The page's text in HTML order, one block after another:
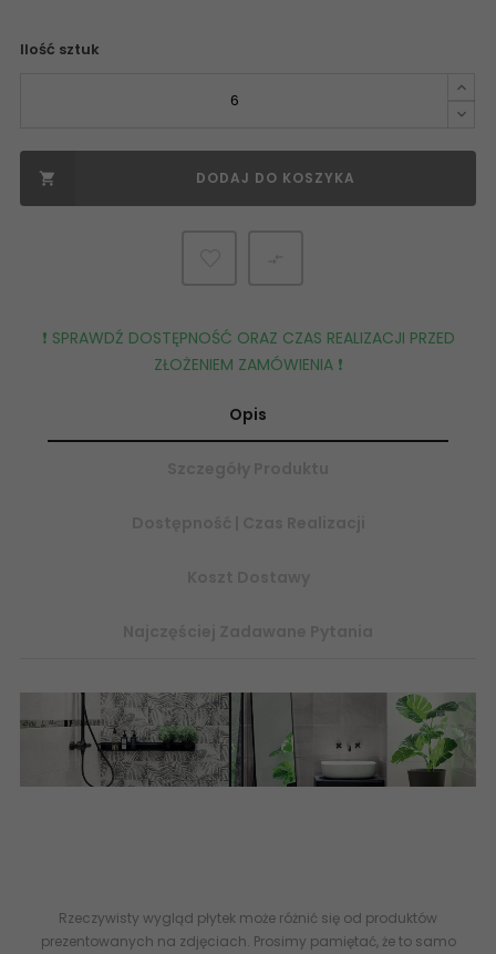
Ilość sztuk
 DODAJ DO KOSZYKA
❗️ SPRAWDŹ DOSTĘPNOŚĆ ORAZ CZAS REALIZACJI PRZED
ZŁOŻENIEM ZAMÓWIENIA ❗️
Opis
Rzeczywisty wygląd płytek może różnić się od produktów
prezentowanych na zdjęciach. Prosimy pamiętać, że to samo